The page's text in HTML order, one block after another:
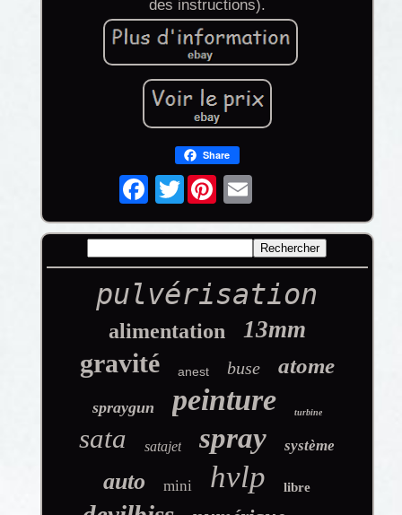
des instructions).
Share
Twitter
pulvérisation
alimentation 13mm
gravité anest buse atome
spraygun peinture turbine
sata satajet spray système
auto mini hvlp libre